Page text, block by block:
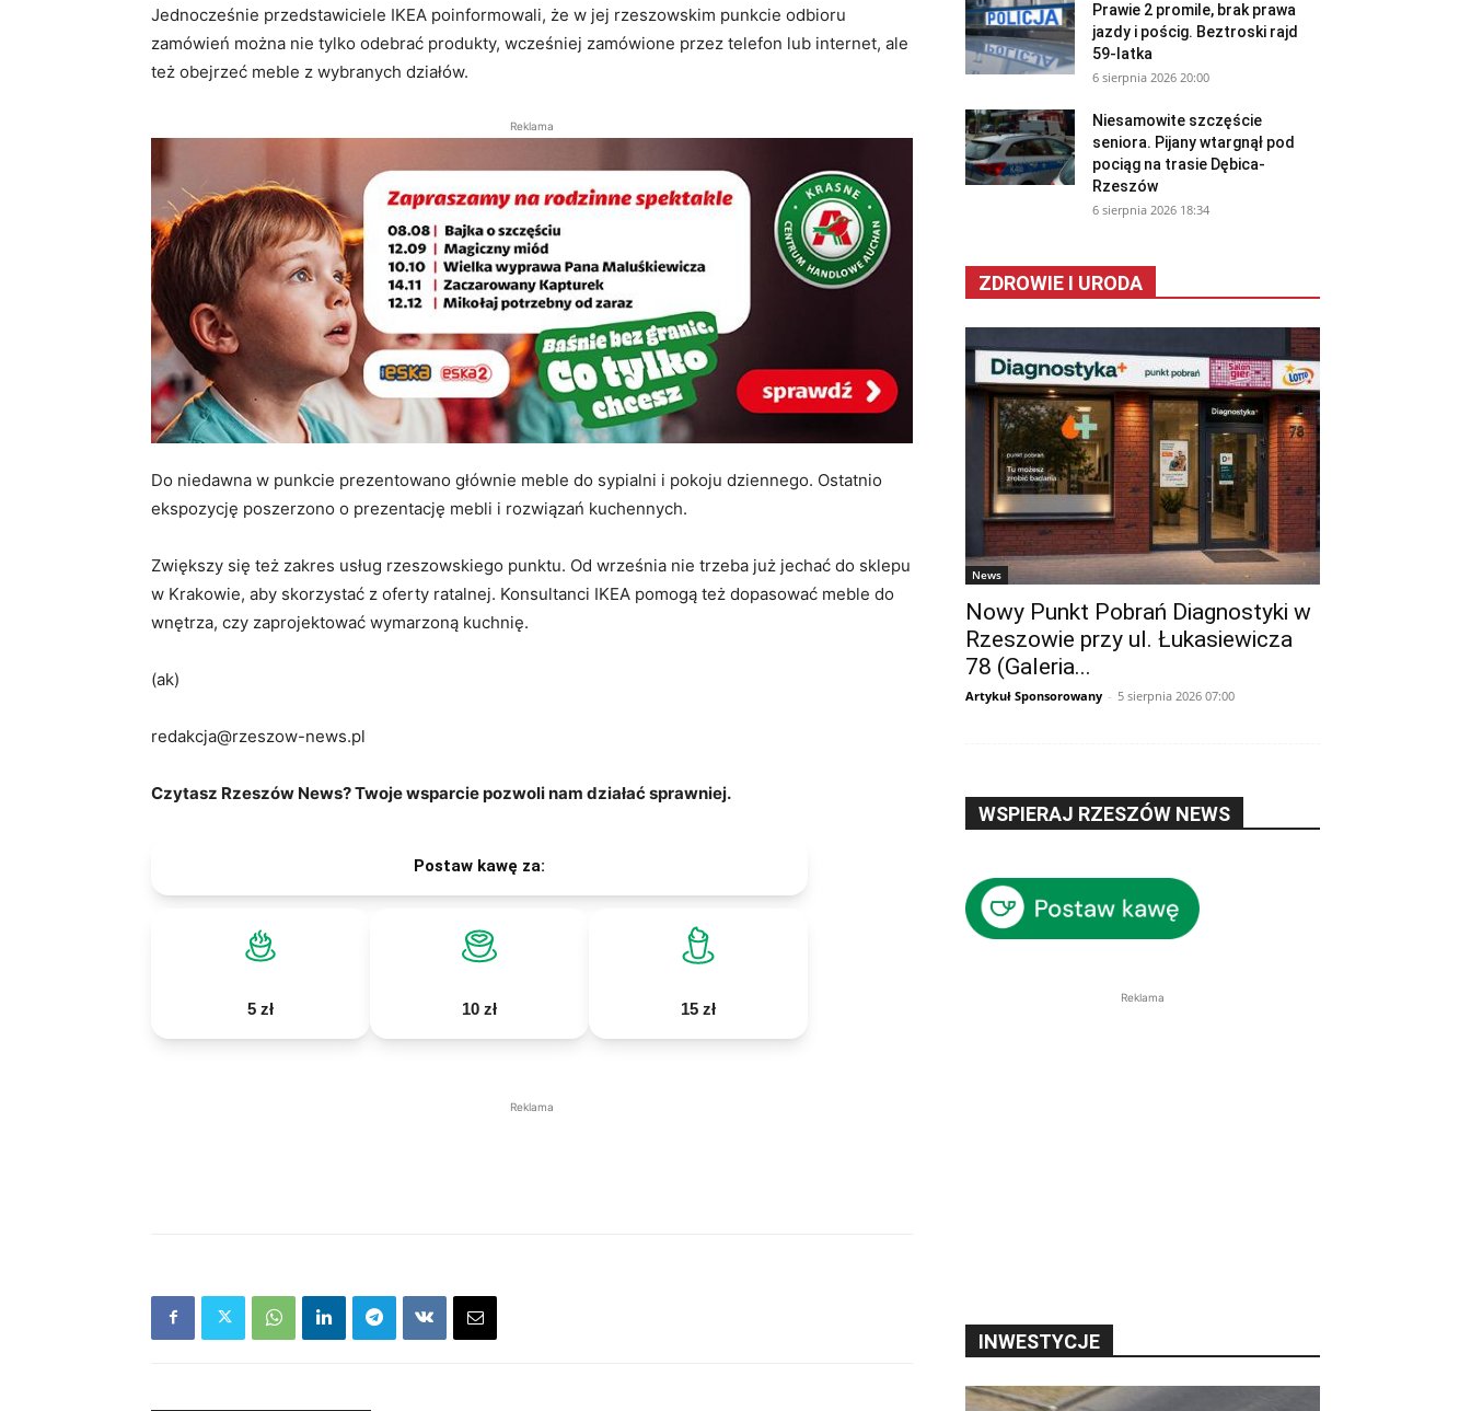
Jednocześnie przedstawiciele IKEA poinformowali, że w jej rzeszowskim punkcie odbioru
zamówień można nie tylko odebrać produkty, wcześniej zamówione przez telefon lub internet, ale
też obejrzeć meble z wybranych działów.
Reklama
Do niedawna w punkcie prezentowano głównie meble do sypialni i pokoju dziennego. Ostatnio
ekspozycję poszerzono o prezentację mebli i rozwiązań kuchennych.
Zwiększy się też zakres usług rzeszowskiego punktu. Od września nie trzeba już jechać do sklepu
w Krakowie, aby skorzystać z oferty ratalnej. Konsultanci IKEA pomogą też dopasować meble do
wnętrza, czy zaprojektować wymarzoną kuchnię.
(ak)
redakcja@rzeszow-news.pl
Czytasz Rzeszów News? Twoje wsparcie pozwoli nam działać sprawniej.
Postaw kawę za:
5 zł 10 zł 15 zł
Reklama
Prawie 2 promile, brak prawa
jazdy i pościg. Beztroski rajd
59-latka
6 sierpnia 2026 20:00
Niesamowite szczęście
seniora. Pijany wtargnął pod
pociąg na trasie Dębica-
Rzeszów
6 sierpnia 2026 18:34
ZDROWIE I URODA
News
Nowy Punkt Pobrań Diagnostyki w
Rzeszowie przy ul. Łukasiewicza
78 (Galeria...
Artykuł Sponsorowany - 5 sierpnia 2026 07:00
WSPIERAJ RZESZÓW NEWS
Reklama
INWESTYCJE